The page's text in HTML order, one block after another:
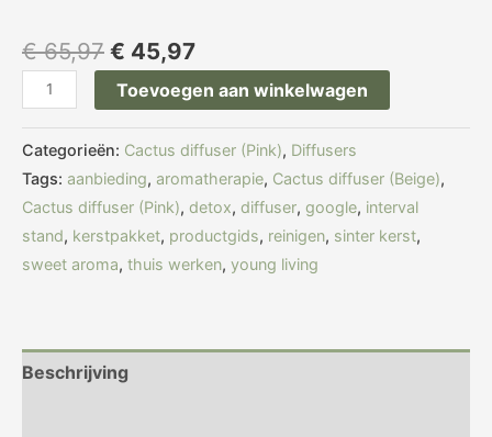
€65,97 € 45,97
Toevoegen aan winkelwagen
Categorieën: Cactus diffuser (Pink), Diffusers
Tags: aanbieding, aromatherapie, Cactus diffuser (Beige),
Cactus diffuser (Pink), detox, diffuser, google, interval
stand, kerstpakket, productgids, reinigen, sinter kerst,
sweet aroma, thuis werken, young living
Beschrijving